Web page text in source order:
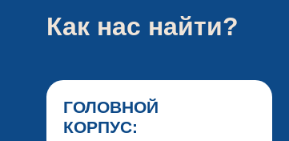
Как нас найти?
ГОЛОВНОЙ
КОРПУС: